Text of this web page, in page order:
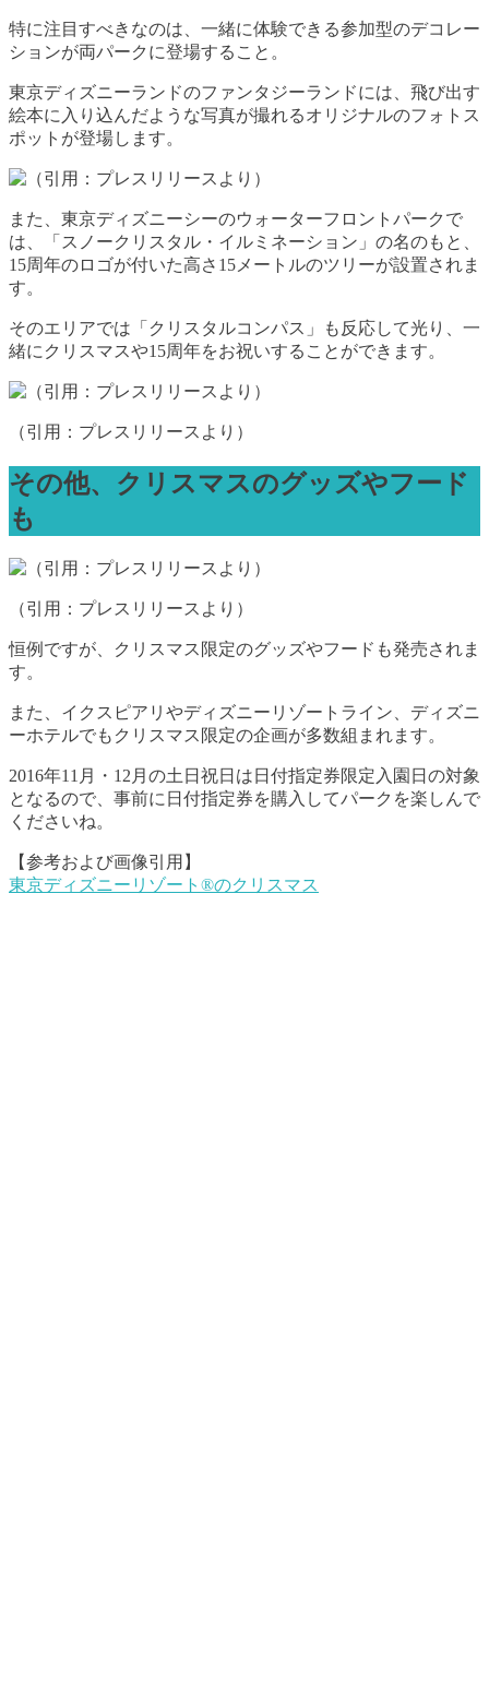
特に注目すべきなのは、一緒に体験できる参加型のデコレー
ションが両パークに登場すること。
東京ディズニーランドのファンタジーランドには、飛び出す
絵本に入り込んだような写真が撮れるオリジナルのフォトス
ポットが登場します。
また、東京ディズニーシーのウォーターフロントパークで
は、「スノークリスタル・イルミネーション」の名のもと、
15周年のロゴが付いた高さ15メートルのツリーが設置されま
す。
そのエリアでは「クリスタルコンパス」も反応して光り、一
緒にクリスマスや15周年をお祝いすることができます。
（引用：プレスリリースより）
その他、クリスマスのグッズやフード
も
（引用：プレスリリースより）
恒例ですが、クリスマス限定のグッズやフードも発売されま
す。
また、イクスピアリやディズニーリゾートライン、ディズニ
ーホテルでもクリスマス限定の企画が多数組まれます。
2016年11月・12月の土日祝日は日付指定券限定入園日の対象
となるので、事前に日付指定券を購入してパークを楽しんで
くださいね。
【参考および画像引用】
東京ディズニーリゾート®のクリスマス